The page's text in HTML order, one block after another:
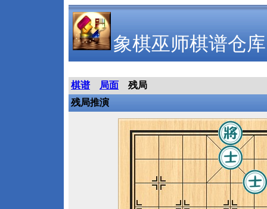
象棋巫师棋谱仓库
棋谱 局面
残局
残局推演